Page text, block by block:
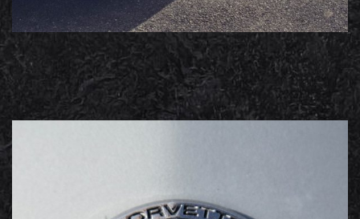
Mustang
Portfolio photos